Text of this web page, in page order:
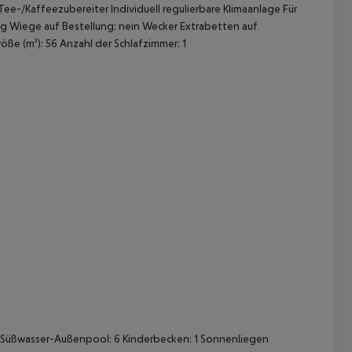
Kaffeezubereiter Individuell regulierbare Klimaanlage Für
Wiege auf Bestellung: nein Wecker Extrabetten auf
(m²): 56 Anzahl der Schlafzimmer: 1
Außenpool: 6 Kinderbecken: 1 Sonnenliegen